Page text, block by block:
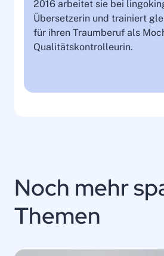
2016 arbeitet sie bei
Übersetzerin und trainiert
für ihren Traumberuf als
Qualitätskontrolleurin.
Noch mehr
Themen